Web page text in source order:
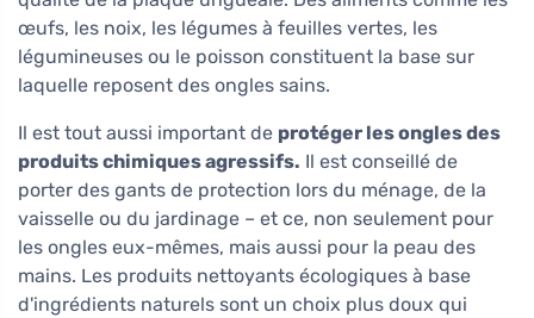
œufs, les noix, les légumes à feuilles vertes, les
légumineuses ou le poisson constituent la base sur
laquelle reposent des ongles sains.
Il est tout aussi important de protéger les ongles des
produits chimiques agressifs. Il est conseillé de
porter des gants de protection lors du ménage, de la
vaisselle ou du jardinage – et ce, non seulement pour
les ongles eux-mêmes, mais aussi pour la peau des
mains. Les produits nettoyants écologiques à base
d'ingrédients naturels sont un choix plus doux qui